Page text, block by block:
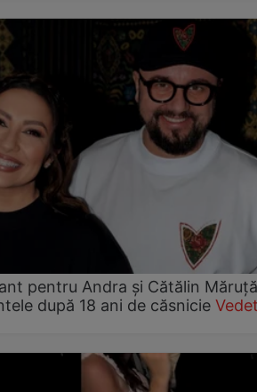
pentru Andra și Cătălin
după 18 ani de căsnicie